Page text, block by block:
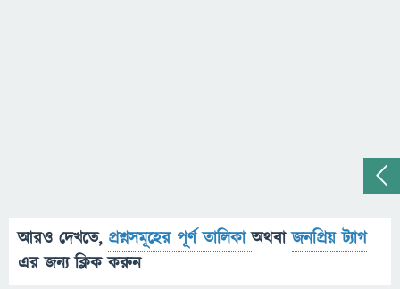
আরও দেখতে, প্রশ্নসমূহের পূর্ণ তালিকাঅথবাজনপ্রিয় ট্যাগ
এর জন্য ক্লিক করুন